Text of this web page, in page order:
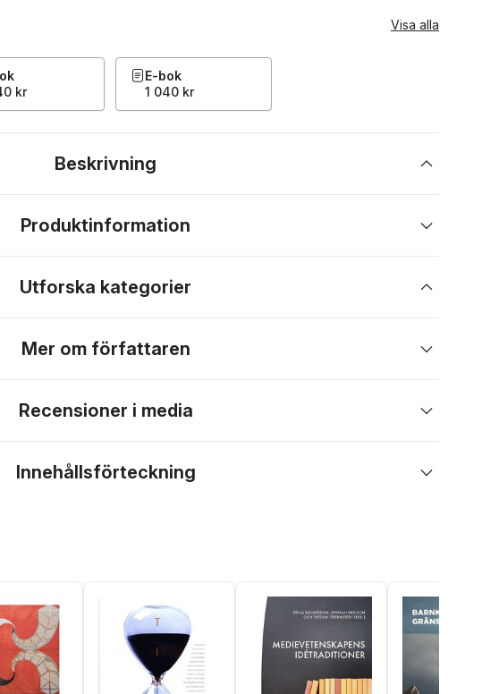
Visa alla
kr
E-bok
1 040 kr
Beskrivning
Produktinformation
Utforska kategorier
Mer om författaren
Recensioner i media
Innehållsförteckning